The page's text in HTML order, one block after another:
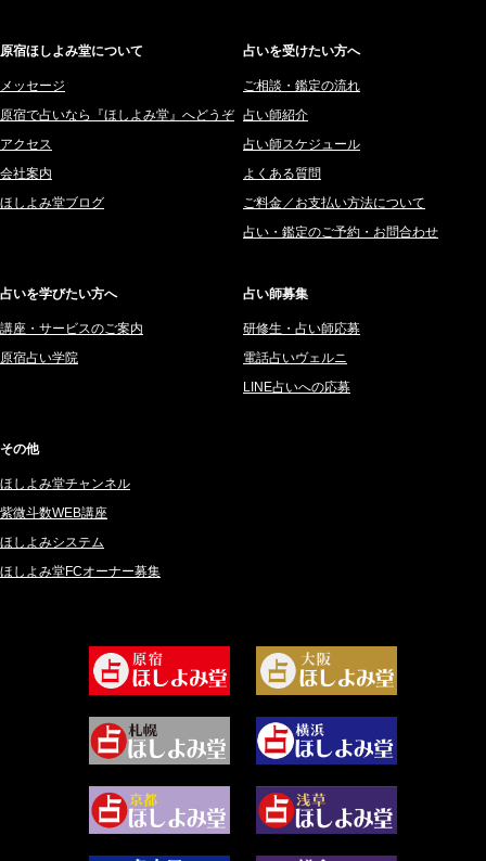
橘メルロ (7)
鈴喜みわこ (8)
鯖ノ実 ソニン (19)
愛音ソナタ (16)
紫村 明世 (34)
サーペント (92)
さてら (94)
桜望巴千 (270)
綺咲みゆき (22)
比呂 酒井 (59)
ロザリン (157)
坂宮 鈴果 (82)
尾羽奈美海 (95)
藻那ムール (2)
白丸モカ (180)
水浅葱 旬時 (150)
2025年12月 (201)
2025年11月 (252)
2025年10月 (242)
2025年9月 (196)
2025年8月 (182)
2024年12月 (57)
2024年11月 (38)
2024年10月 (36)
2024年9月 (39)
2024年8月 (45)
2024年5月 (92)
2024年3月 (49)
2024年2月 (40)
2024年1月 (63)
2023年12月 (86)
原宿ほしよみ堂について
メッセージ
原宿で占いなら『ほしよみ堂』へどうぞ
アクセス
会社案内
ほしよみ堂ブログ
占いを受けたい方へ
ご相談・鑑定の流れ
占い師紹介
占い師スケジュール
よくある質問
ご料金／お支払い方法について
占い・鑑定のご予約・お問合わせ
占いを学びたい方へ
講座・サービスのご案内
原宿占い学院
占い師募集
研修生・占い師応募
電話占いヴェルニ
LINE占いへの応募
その他
ほしよみ堂チャンネル
紫微斗数WEB講座
ほしよみシステム
ほしよみ堂FCオーナー募集